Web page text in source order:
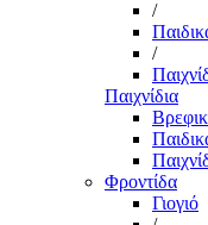
/
/
Παιχνίδια
Φροντίδα
Γιογιό